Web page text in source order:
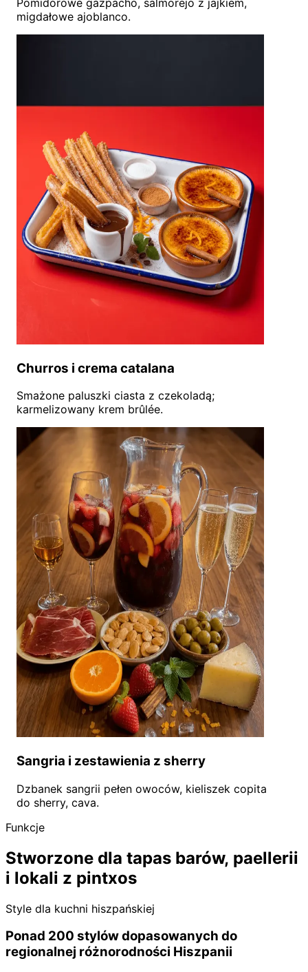
migdałowe ajoblanco.
Churros i crema catalana
Smażone paluszki ciasta z czekoladą;
karmelizowany krem brûlée.
Sangria i zestawienia z sherry
Dzbanek sangrii pełen owoców, kieliszek copita
do sherry, cava.
Funkcje
Stworzone dla tapas barów, paellerii
i lokali z pintxos
Style dla kuchni hiszpańskiej
Ponad 200 stylów dopasowanych do
regionalnej różnorodności Hiszpanii